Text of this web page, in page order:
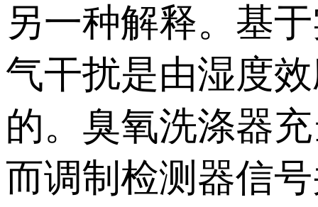
另一种解释。基
气干扰是由湿度
的。臭氧洗涤器
而调制检测器信